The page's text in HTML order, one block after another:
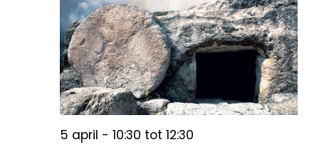
5 april - 10:30 tot 12:30